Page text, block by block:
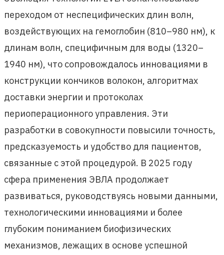
переходом от неспецифических длин волн,
воздействующих на гемоглобин (810–980 нм), к
длинам волн, специфичным для воды (1320–
1940 нм), что сопровождалось инновациями в
конструкции кончиков волокон, алгоритмах
доставки энергии и протоколах
периоперационного управления. Эти
разработки в совокупности повысили точность,
предсказуемость и удобство для пациентов,
связанные с этой процедурой. В 2025 году
сфера применения ЭВЛА продолжает
развиваться, руководствуясь новыми данными,
технологическими инновациями и более
глубоким пониманием биофизических
механизмов, лежащих в основе успешной